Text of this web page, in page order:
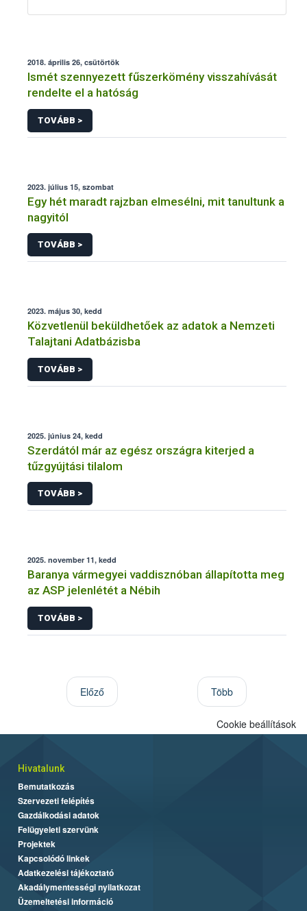
2018. április 26, csütörtök
Ismét szennyezett fűszerkömény visszahívását
rendelte el a hatóság
TOVÁBB >
2023. július 15, szombat
Egy hét maradt rajzban elmesélni, mit tanultunk a
nagyitól
TOVÁBB >
2023. május 30, kedd
Közvetlenül beküldhetőek az adatok a Nemzeti
Talajtani Adatbázisba
TOVÁBB >
2025. június 24, kedd
Szerdától már az egész országra kiterjed a
tűzgyújtási tilalom
TOVÁBB >
2025. november 11, kedd
Baranya vármegyei vaddisznóban állapította meg
az ASP jelenlétét a Nébih
TOVÁBB >
Előző Több
Cookie beállítások
Hivatalunk
Bemutatkozás
Szervezeti felépítés
Gazdálkodási adatok
Felügyeleti szervünk
Projektek
Kapcsolódó linkek
Adatkezelési tájékoztató
Akadálymentességi nyilatkozat
Üzemeltetési információ